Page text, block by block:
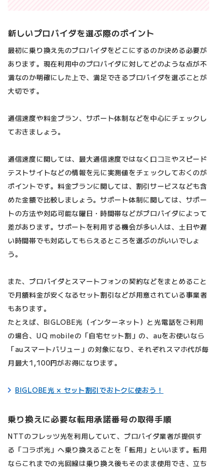
新しいプロバイダを選ぶ際のポイント
最初に乗り換え先のプロバイダをどこにするのか決める必要が
あります。現在利用中のプロバイダに対してどのような点が不
満なのか明確にした上で、満足できるプロバイダを選ぶことが
大切です。
通信速度や料金プラン、サポート体制などを中心にチェックし
ておきましょう。
通信速度に関しては、最大通信速度ではなく口コミやスピード
テストサイトなどの情報を元に実測値をチェックしておくのが
ポイントです。料金プランに関しては、割引サービスなども含
めた金額で比較しましょう。サポート体制に関しては、サポー
トの方法や対応可能な曜日・時間帯などがプロバイダによって
差があります。サポートを利用する機会が多い人は、土日や遅
い時間帯でも対応してもらえるところを選ぶのがいいでしょ
う。
また、プロバイダとスマートフォンの契約などをまとめること
で月額料金が安くなるセット割引などが用意されている事業者
もあります。
たとえば、BIGLOBE光（インターネット）と光電話をご利用
の場合、UQ mobileの「自宅セット割」の、auをお使いなら
「auスマートバリュー」の対象になり、それぞれスマホ代が毎
月最大1,100円がお得になります。
BIGLOBE光 × セット割引でおトクに使おう！
乗り換えに必要な転用承諾番号の取得手順
NTTのフレッツ光を利用していて、プロバイダ業者が提供す
る「コラボ光」へ乗り換えることを「転用」といいます。転用
ならこれまでの光回線は乗り換え後もそのまま使用でき、立ち